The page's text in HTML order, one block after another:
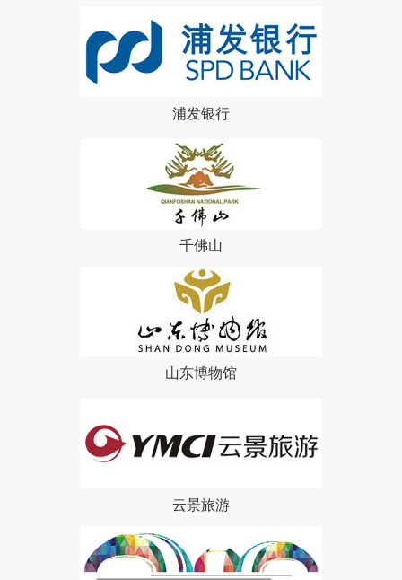
浦发银行
千佛山
山东博物馆
云景旅游